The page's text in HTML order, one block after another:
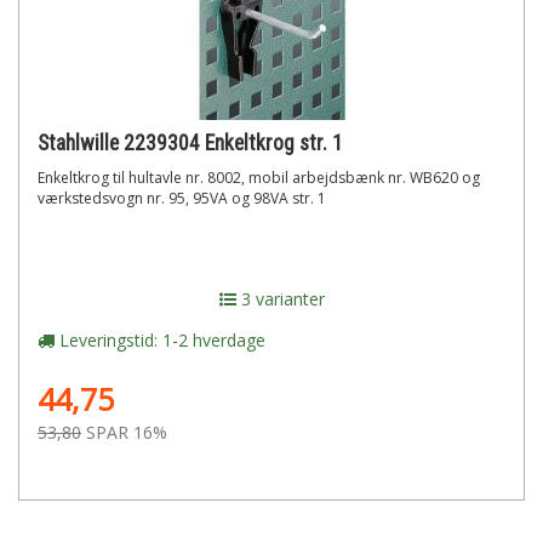
Stahlwille 2239304 Enkeltkrog str. 1
Enkeltkrog til hultavle nr. 8002, mobil arbejdsbænk nr. WB620 og
værkstedsvogn nr. 95, 95VA og 98VA str. 1
3 varianter
Leveringstid: 1-2 hverdage
44,75
53,80 SPAR 16%